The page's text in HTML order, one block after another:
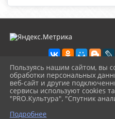
2026 г. detbibl-novomih.ru
Вход
Карта сайта
Политика обработки
Пользуясь нашим сайтом, вы
обработки персональных
веб-сайт и другие
сервисы используют cookies
"PRO.Культура", "Спутник
Подробнее